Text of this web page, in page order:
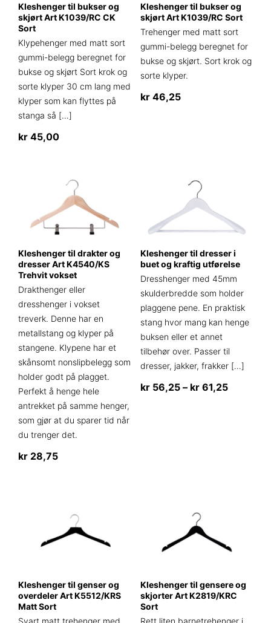
Kleshenger til bukser og
skjørt Art K1039/RC CK
Sort
Klypehenger med matt sort
gummi-belegg beregnet for
bukse og skjørt Sort krok og
sorte klyper 30 cm lang med
klyper som kan flyttes på
stanga så […]
kr 45,00
Kleshenger til bukser og
skjørt Art K1039/RC Sort
Trehenger med matt sort
gummi-belegg beregnet for
bukse og skjørt. Sort krok og
sorte klyper.
kr46,25
Kleshenger til drakter og
dresser Art K4540/KS
Trehvit vokset
Drakthenger eller
dresshenger i vokset
treverk. Denne har en
metallstang og klyper på
stangene. Klypene har et
skånsomt nonslipbelegg som
holder godt på plagget.
Perfekt å henge hele
antrekket på samme henger,
som gjør at du sparer tid når
du trenger det.
kr 28,75
Kleshenger til dresser i
buet og kraftig utførelse
Dresshenger med 45mm
skulderbredde som holder
plaggene pene. En praktisk
stang hvor mang kan henge
buksen eller et annet
tilbehør over. Passer til
dresser, jakker, frakker[…]
kr56,25 – kr61,25
produktsiden
Kleshenger til genser og
overdeler Art K5512/KRS
Matt Sort
Svart matt trehenger med
Kleshenger til gensere og
skjorter Art K2819/KRC
Sort
Rett liten barnetrehenger i